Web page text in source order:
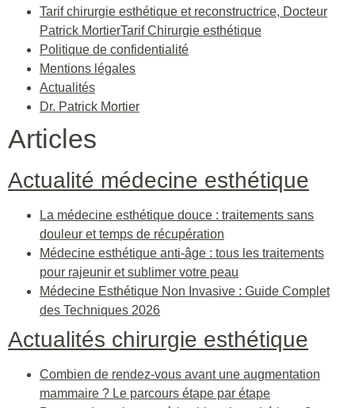
Tarif chirurgie esthétique et reconstructrice, Docteur
Patrick MortierTarif Chirurgie esthétique
Politique de confidentialité
Mentions légales
Actualités
Dr. Patrick Mortier
Articles
Actualité médecine esthétique
La médecine esthétique douce : traitements sans
douleur et temps de récupération
Médecine esthétique anti-âge : tous les traitements
pour rajeunir et sublimer votre peau
Médecine Esthétique Non Invasive : Guide Complet
des Techniques 2026
Actualités chirurgie esthétique
Combien de rendez-vous avant une augmentation
mammaire ? Le parcours étape par étape